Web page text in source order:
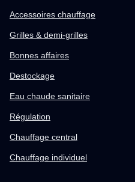
Accessoires chauffage
Grilles & demi-grilles
Bonnes affaires
Destockage
Eau chaude sanitaire
Régulation
Chauffage central
Chauffage individuel